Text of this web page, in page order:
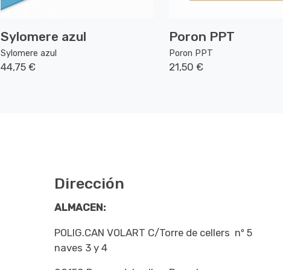
Sylomere azul
Sylomere azul
44,75 €
Poron PPT
Poron PPT
21,50 €
Dirección
ALMACEN:
POLIG.CAN VOLART C/Torre de cellers nº 5
naves 3 y 4